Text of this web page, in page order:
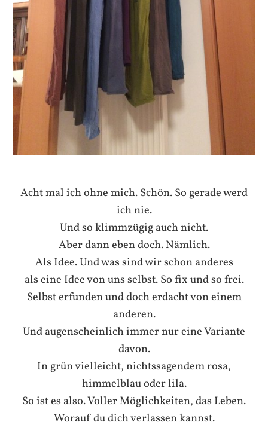
Acht mal ich ohne mich. Schön. So gerade werd
ich nie.
Und so klimmzügig auch nicht.
Aber dann eben doch. Nämlich.
Als Idee. Und was sind wir schon anderes
als eine Idee von uns selbst. So fix und so frei.
Selbst erfunden und doch erdacht von einem
anderen.
Und augenscheinlich immer nur eine Variante
davon.
In grün vielleicht, nichtssagendem rosa,
himmelblau oder lila.
So ist es also. Voller Möglichkeiten, das Leben.
Worauf du dich verlassen kannst.